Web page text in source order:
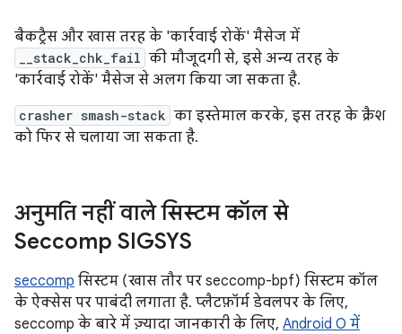
बैकट्रैस और खास तरह के 'कार्रवाई रोकें' मैसेज में
__stack_chk_fail की मौजूदगी से, इसे अन्य तरह के
'कार्रवाई रोकें' मैसेज से अलग किया जा सकता है.
crasher smash-stack का इस्तेमाल करके, इस तरह के क्रैश
को फिर से चलाया जा सकता है.
अनुमति नहीं वाले सिस्टम कॉल से
Seccomp SIGSYS
seccomp सिस्टम (खास तौर पर seccomp-bpf) सिस्टम कॉल
के ऐक्सेस पर पाबंदी लगाता है. प्लैटफ़ॉर्म डेवलपर के लिए,
seccomp के बारे में ज़्यादा जानकारी के लिए, Android O में